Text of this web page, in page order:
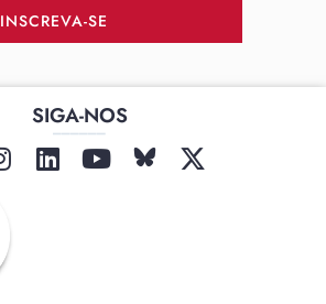
INSCREVA-SE
SIGA-NOS
______